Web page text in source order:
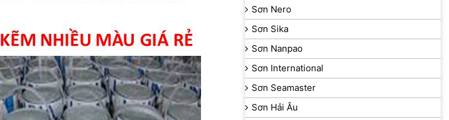
Sơn Nero
Sơn Sika
Sơn Nanpao
Sơn International
Sơn Seamaster
Sơn Hải Âu